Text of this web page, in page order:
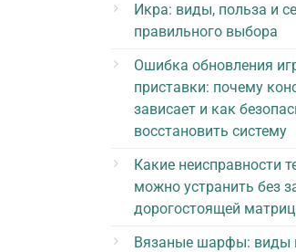
Икра: виды, польза и
правильного выбора
Ошибка обновления
приставки: почему
зависает и как
восстановить систему
Какие неисправности
можно устранить без
дорогостоящей
Вязаные шарфы: виды